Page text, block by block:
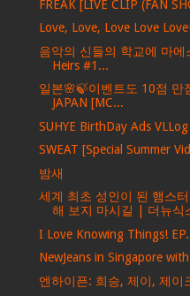
FREAK [LIVE CLIP (FAN
Love, Love, Love Love
음악의 신들의 학교에 마에
Heirs #1...
일본🌸🍃이벤트도 10점 만
JAPAN [MC...
SUHYE BirthDay Ads VLLog
SWEAT [Special Summer
밤새
세계 최초 성인이 된 햄스
해 보지 마시길 | 더뉴식
I Love Knowing Things!
NewJeans in Singapore
엔하이픈: 희승, 제이, 제이